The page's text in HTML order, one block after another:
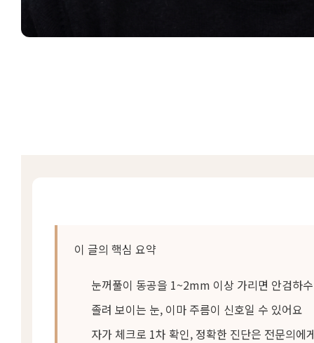
이 글의 핵심 요약
눈꺼풀이 동공을 1~2mm 이상 가리면 안검하
졸려 보이는 눈, 이마 주름이 신호일 수 있어요
자가 체크로 1차 확인, 정확한 진단은 전문의에